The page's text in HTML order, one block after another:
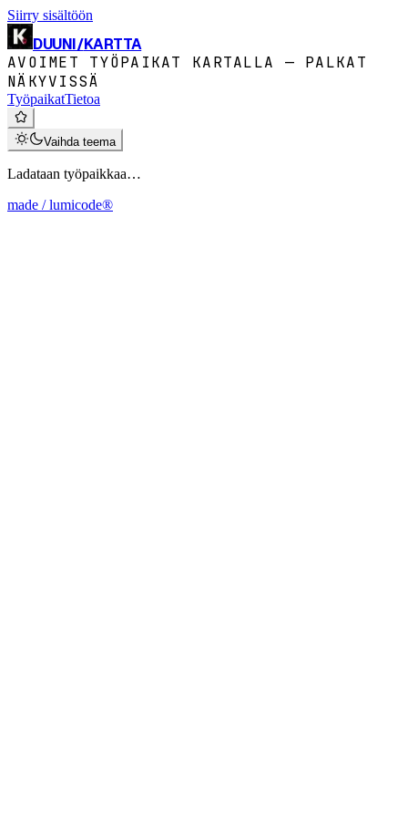
Siirry sisältöön
DUUNI/KARTTA
AVOIMET TYÖPAIKAT KARTALLA — PALKAT
NÄKYVISSÄ
TyöpaikatTietoa
Vaihda teema
Ladataan työpaikkaa…
made / lumicode®